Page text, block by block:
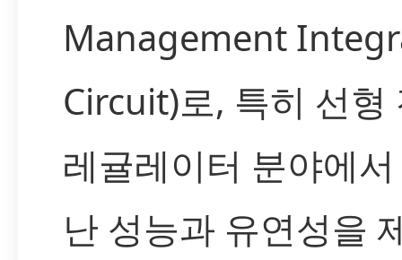
Management
Circuit)로, 특히 선형
레귤레이터 분야에
난 성능과 유연성을